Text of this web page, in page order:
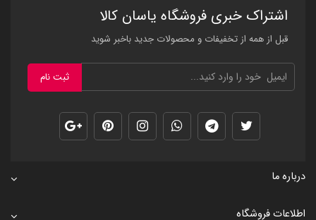
اشتراک خبری فروشگاه یاسان کالا
قبل از همه از تخفیفات و محصولات جدید باخبر شوید
ثبت نام
درباره ما
اطلاعات فروشگاه